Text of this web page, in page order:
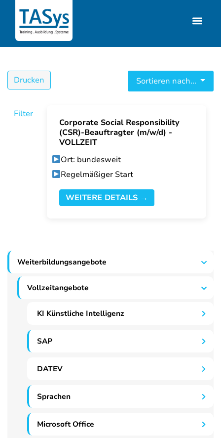
Drucken Sortieren nach...
Filter
Corporate Social Responsibility
(CSR)-Beauftragter (m/w/d) -
VOLLZEIT
Ort: bundesweit
Regelmäßiger Start
WEITERE DETAILS →
Weiterbildungsangebote
Vollzeitangebote
KI Künstliche Intelligenz
SAP
DATEV
Sprachen
Microsoft Office